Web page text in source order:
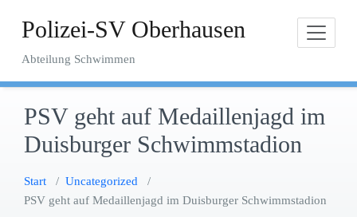
InhaltPolizei-SV Oberhausen
Abteilung Schwimmen
PSV geht auf Medaillenjagd im
Duisburger Schwimmstadion
Start / Uncategorized /
PSV geht auf Medaillenjagd im Duisburger Schwimmstadion